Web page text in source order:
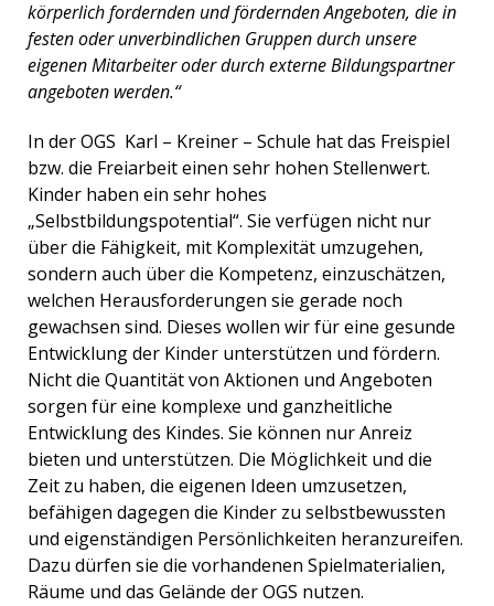
körperlich fordernden und fördernden Angeboten, die in
festen oder unverbindlichen Gruppen durch unsere
eigenen Mitarbeiter oder durch externe Bildungspartner
angeboten werden.“
In der OGS Karl – Kreiner – Schule hat das Freispiel
bzw. die Freiarbeit einen sehr hohen Stellenwert.
Kinder haben ein sehr hohes
„Selbstbildungspotential“. Sie verfügen nicht nur
über die Fähigkeit, mit Komplexität umzugehen,
sondern auch über die Kompetenz, einzuschätzen,
welchen Herausforderungen sie gerade noch
gewachsen sind. Dieses wollen wir für eine gesunde
Entwicklung der Kinder unterstützen und fördern.
Nicht die Quantität von Aktionen und Angeboten
sorgen für eine komplexe und ganzheitliche
Entwicklung des Kindes. Sie können nur Anreiz
bieten und unterstützen. Die Möglichkeit und die
Zeit zu haben, die eigenen Ideen umzusetzen,
befähigen dagegen die Kinder zu selbstbewussten
und eigenständigen Persönlichkeiten heranzureifen.
Dazu dürfen sie die vorhandenen Spielmaterialien,
Räume und das Gelände der OGS nutzen.